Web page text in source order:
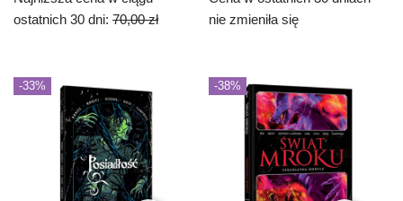
ostatnich 30 dni: 70,00 zł
nie zmieniła się
-33% -38%